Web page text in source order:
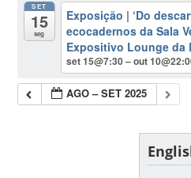
SET
15
seg
Exposição | ‘Do
ecocadernos da Sala
Expositivo Lounge da
set 15@7:30 – out
AGO – SET 2025